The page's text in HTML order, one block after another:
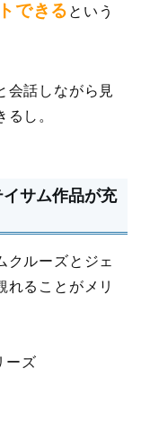
できる という
会話しながら見
し。
サム作品が充
クルーズとジェ
れることがメリ
ーズ